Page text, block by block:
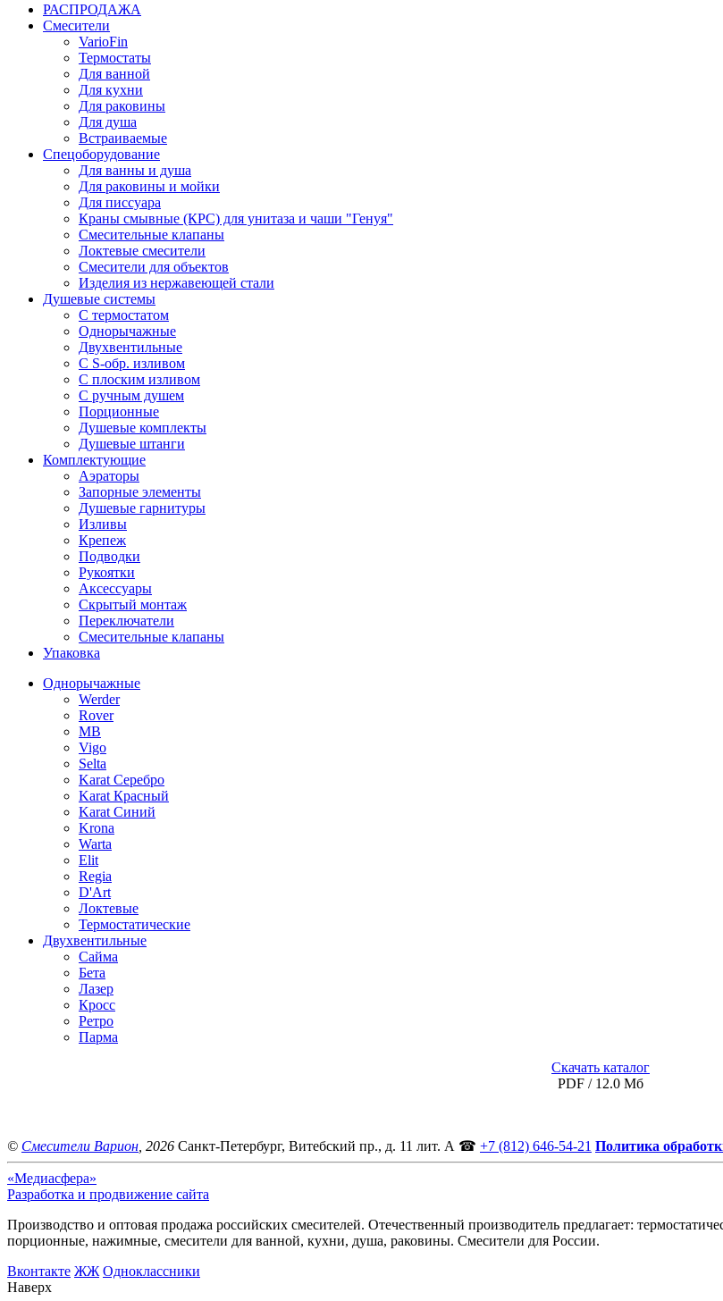
РАСПРОДАЖА
Смесители
VarioFin
Термостаты
Для ванной
Для кухни
Для раковины
Для душа
Встраиваемые
Спецоборудование
Для ванны и душа
Для раковины и мойки
Для писсуара
Краны смывные (КРС) для унитаза и чаши "Генуя"
Смесительные клапаны
Локтевые смесители
Смесители для объектов
Изделия из нержавеющей стали
Душевые системы
С термостатом
Однорычажные
Двухвентильные
С S-обр. изливом
С плоским изливом
С ручным душем
Порционные
Душевые комплекты
Душевые штанги
Комплектующие
Аэраторы
Запорные элементы
Душевые гарнитуры
Изливы
Крепеж
Подводки
Рукоятки
Аксессуары
Скрытый монтаж
Переключатели
Смесительные клапаны
Упаковка
Однорычажные
Werder
Rover
MB
Vigo
Selta
Karat Серебро
Karat Красный
Karat Синий
Krona
Warta
Elit
Regia
D'Art
Локтевые
Термостатические
Двухвентильные
Сайма
Бета
Лазер
Кросс
Ретро
Парма
Скачать каталог
PDF / 12.0 Мб
© Смесители Варион , 2026 Санкт-Петербург, Витебский пр., д. 11 лит. А ☎ +7 (812) 646-54-21 Политика
«Медиасфера»
Разработка и продвижение сайта
Производство и оптовая продажа российских смесителей. Отечественный производитель предлагает:
порционные, нажимные, смесители для ванной, кухни, душа, раковины. Смесители для России.
Bконтакте ЖЖ Одноклассники
Наверх